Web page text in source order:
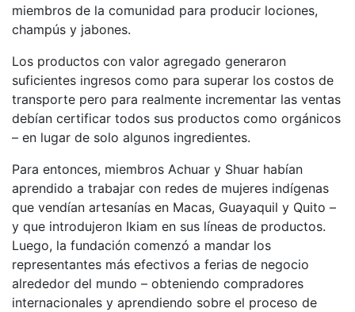
miembros de la comunidad para producir lociones,
champús y jabones.
Los productos con valor agregado generaron
suficientes ingresos como para superar los costos de
transporte pero para realmente incrementar las ventas
debían certificar todos sus productos como orgánicos
– en lugar de solo algunos ingredientes.
Para entonces, miembros Achuar y Shuar habían
aprendido a trabajar con redes de mujeres indígenas
que vendían artesanías en Macas, Guayaquil y Quito –
y que introdujeron Ikiam en sus líneas de productos.
Luego, la fundación comenzó a mandar los
representantes más efectivos a ferias de negocio
alrededor del mundo – obteniendo compradores
internacionales y aprendiendo sobre el proceso de